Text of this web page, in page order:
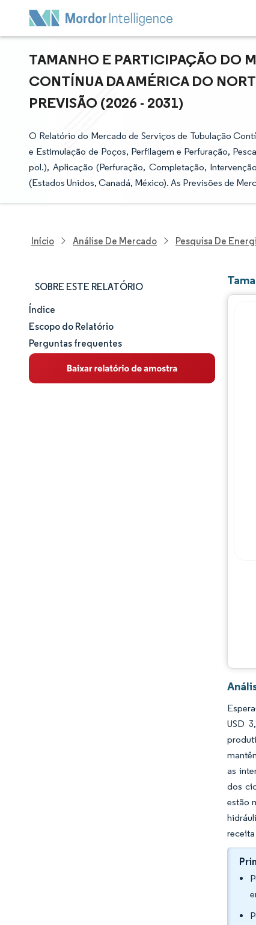
TAMANHO E PARTICIPAÇÃO DO
CONTÍNUA DA AMÉRICA DO
PREVISÃO (2026 - 2031)
O Relatório do Mercado de Serviços de Tubulação
e Estimulação de Poços, Perfilagem e Perfuração,
pol.), Aplicação (Perfuração, Completação,
(Estados Unidos, Canadá, México). As Previsões de
Início Análise De Mercado Pesquisa De
SOBRE ESTE RELATÓRIO
Tamanho e participação de mercado
Análise de mercado
Tendências e insights
Índice
Escopo do Relatório
Perguntas frequentes
USD
as
dos
estão